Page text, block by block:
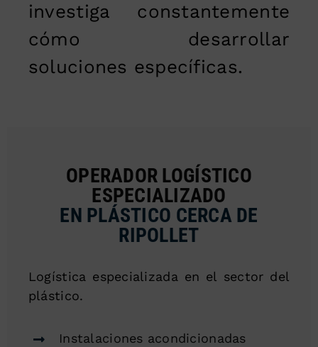
investiga constantemente
cómo desarrollar
soluciones específicas.
OPERADOR LOGÍSTICO
ESPECIALIZADO
EN PLÁSTICO CERCA DE
RIPOLLET
Logística especializada en el sector del
plástico.
Instalaciones acondicionadas